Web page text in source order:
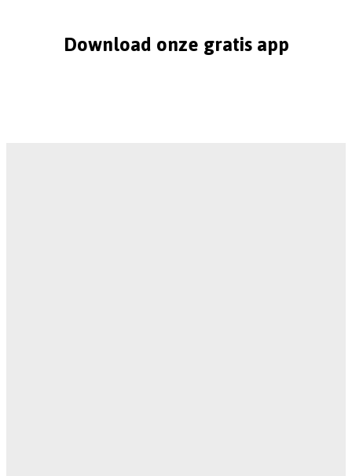
Download onze gratis app